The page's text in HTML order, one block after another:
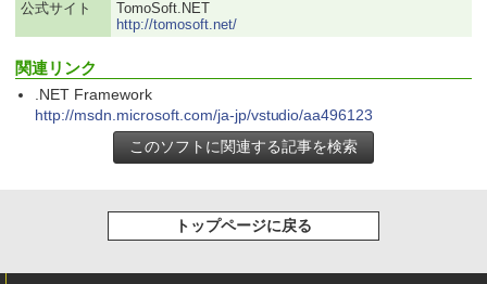
公式サイト
TomoSoft.NET
http://tomosoft.net/
関連リンク
.NET Framework
http://msdn.microsoft.com/ja-jp/vstudio/aa496123
トップページに戻る